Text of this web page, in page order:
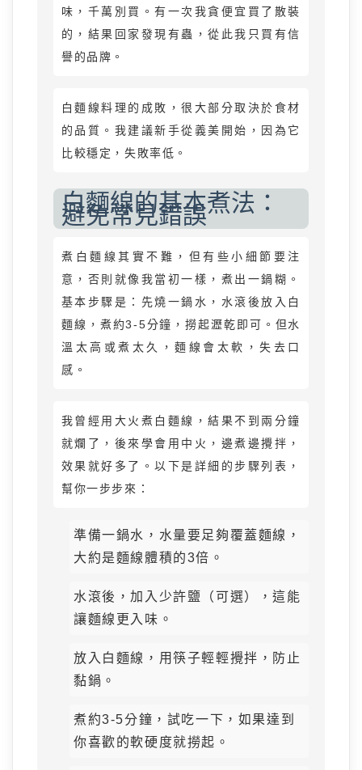
味，千萬別買。有一次我貪便宜買了散裝
的，結果回家發現有蟲，從此我只買有信
譽的品牌。
白麵線料理的成敗，很大部分取決於食材
的品質。我建議新手從義美開始，因為它
比較穩定，失敗率低。
白麵線的基本煮法：
避免常見錯誤
煮白麵線其實不難，但有些小細節要注
意，否則就像我當初一樣，煮出一鍋糊。
基本步驟是：先燒一鍋水，水滾後放入白
麵線，煮約3-5分鐘，撈起瀝乾即可。但水
溫太高或煮太久，麵線會太軟，失去口
感。
我曾經用大火煮白麵線，結果不到兩分鐘
就爛了，後來學會用中火，邊煮邊攪拌，
效果就好多了。以下是詳細的步驟列表，
幫你一步步來：
準備一鍋水，水量要足夠覆蓋麵線，
大約是麵線體積的3倍。
水滾後，加入少許鹽（可選），這能
讓麵線更入味。
放入白麵線，用筷子輕輕攪拌，防止
黏鍋。
煮約3-5分鐘，試吃一下，如果達到
你喜歡的軟硬度就撈起。